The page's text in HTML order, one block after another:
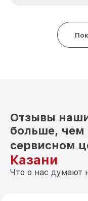
Замена
Замена голосового
Отзывы
больше,
сервисном
Казани
Что о нас думают